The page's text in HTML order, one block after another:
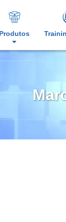
Produtos